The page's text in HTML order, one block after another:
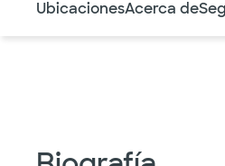
UbicacionesAcerca de